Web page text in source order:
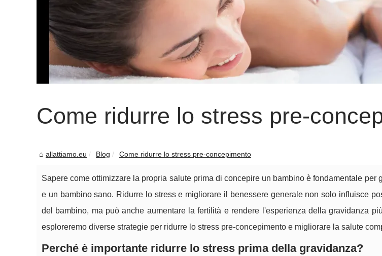
Come ridurre lo stress pre-
allattiamo.eu Blog Come ridurre lo stress pre-concepimento
Sapere come ottimizzare la propria salute prima di concepire un bambino è fondamentale per
e un bambino sano. Ridurre lo stress e migliorare il benessere generale non solo influisce
del bambino, ma può anche aumentare la fertilità e rendere l'esperienza della gravidanza
esploreremo diverse strategie per ridurre lo stress pre-concepimento e migliorare la salute
Perché è importante ridurre lo stress prima della gravidanza?